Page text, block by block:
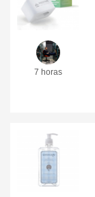
7 horas